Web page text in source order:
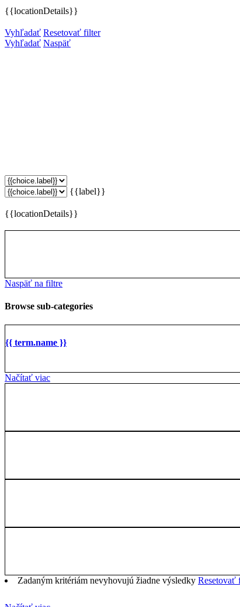
{{locationDetails}}
Vyhľadať Resetovať filter
Vyhľadať Naspäť
{{label}}
{{locationDetails}}
Naspäť na filtre
Browse sub-categories
{{ term.name }}
Načítať viac
Zadaným kritériám nevyhovujú žiadne výsledky Resetovať